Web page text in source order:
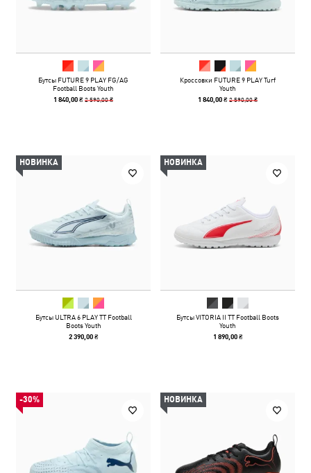
Бутсы FUTURE 9 PLAY FG/AG
Football Boots Youth
1 840,00 ₴2 590,00 ₴
Кроссовки FUTURE 9 PLAY Turf
Youth
1 840,00 ₴2 590,00 ₴
НОВИНКА
Бутсы ULTRA 6 PLAY TT Football
Boots Youth
2 390,00 ₴
НОВИНКА
Бутсы VITORIA II TT Football Boots
Youth
1 890,00 ₴
-30% НОВИНКА